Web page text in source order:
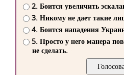
2. Боится увеличить
3. Никому не дает такие
4. Боится нападения
5. Просто у него манера
не сделать.